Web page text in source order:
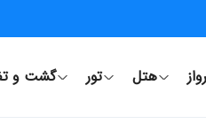
هتل تور گشت و